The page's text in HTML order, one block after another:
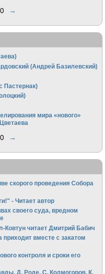
→
(Андрей Базилевский)
Пастернак)
мира «нового»
→
скорого проведения Собора
- Читает автор
своего суда, вредном
Ковтун читает Дмитрий Бабич
приходит вместе с закатом
контроля и сроки его
Д. Роде, С. Колмогоров, К.